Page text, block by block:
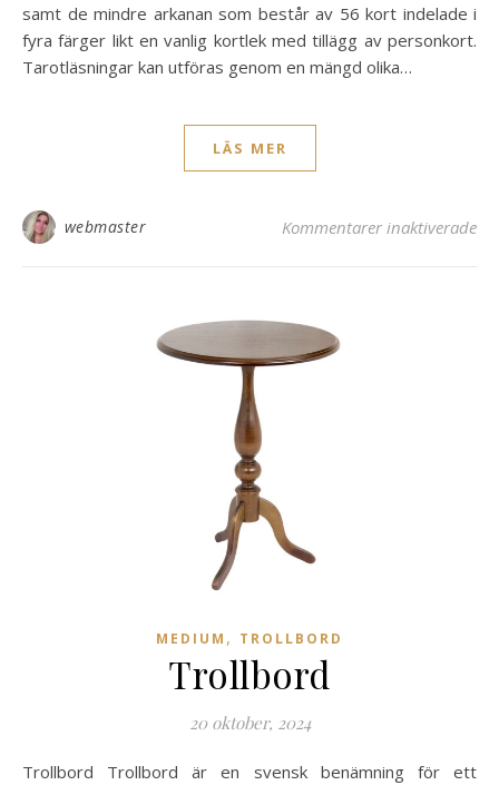
samt de mindre arkanan som består av 56 kort indelade i
fyra färger likt en vanlig kortlek med tillägg av personkort.
Tarotläsningar kan utföras genom en mängd olika…
LÄS MER
webmaster Kommentarer inaktiveradeför
MEDIUM , TROLLBORD
Trollbord
20 oktober, 2024
Trollbord Trollbord är en svensk benämning för ett